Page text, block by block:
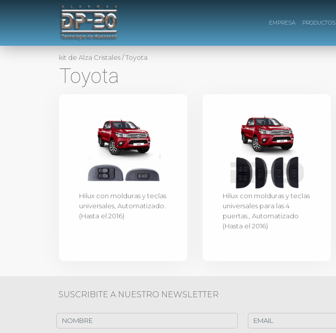
EMPRESA PRODUCTOS
kit de Alza Cristales/Toyota
Toyota
Hilux con molduras y teclas
universales, Automatizado.
(Hasta el 2016)
Hilux con molduras y teclas
universales para las 4
puertas., Automatizado
(Hasta el 2016)
SUSCRIBITE A NUESTRO NEWSLETTER